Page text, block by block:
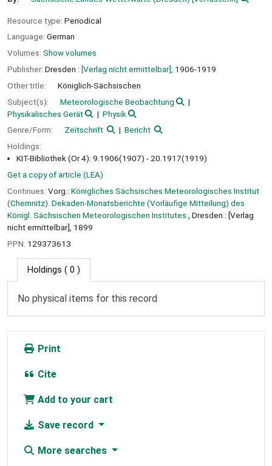
Resource type: Periodical
Language: German
Volumes: Show volumes
Publisher: Dresden : [Verlag nicht ermittelbar], 1906-1919
Other title:
Königlich-Sächsischen
Subject(s):
Meteorologische Beobachtung
Physikalisches Gerät
Physik
Genre/Form:
Zeitschrift
Bericht
Holdings:
KIT-Bibliothek (Or 4): 9.1906(1907) - 20.1917(1919)
Get a copy of article (LEA)
Continues: Vorg.: Königliches Sächsisches Meteorologisches Institut
(Chemnitz). Dekaden-Monatsberichte (Vorläufige Mitteilung) des
Königl. Sächsischen Meteorologischen Institutes.
, Dresden : [Verlag
nicht ermittelbar], 1899
PPN: 129373613
Holdings ( 0 )
No physical items for this record
Print
Cite
Add to your cart
Save record
More searches